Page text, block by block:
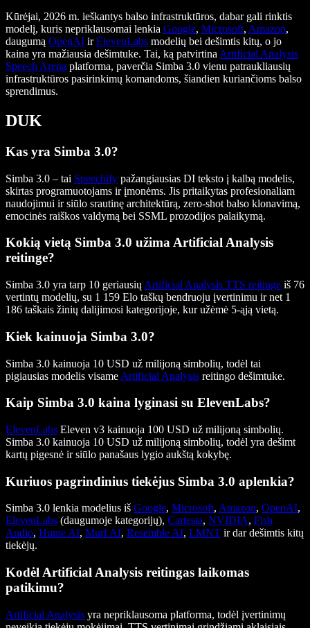
Kūrėjai, 2026 m. ieškantys balso infrastruktūros, dabar gali rinktis
modelį, kuris nepriklausomai lenkia Google, Microsoft, Amazon,
daugumą OpenAI irElevenLabs modelių bei dešimtis kitų, o jo
kaina yra mažiausia dešimtuke. Tai, ką patvirtina Artificial Analysis
Speech Arena platforma, paverčia Simba 3.0 vienu patraukliausių
infrastruktūros pasirinkimų komandoms, šiandien kuriančioms balso
sprendimus.
DUK
Kas yra Simba 3.0?
Simba 3.0 – tai Speechify pažangiausias DI teksto į kalbą modelis,
skirtas programuotojams ir įmonėms. Jis pritaikytas profesionaliam
naudojimui ir siūlo srautinę architektūrą, zero-shot balso klonavimą,
emocinės raiškos valdymą bei SSML prozodijos palaikymą.
Kokią vietą Simba 3.0 užima Artificial Analysis
reitinge?
Simba 3.0 yra tarp 10 geriausių Artificial Analysis TTS reitinge iš 76
vertintų modelių, su 1 159 Elo taškų bendruoju įvertinimu ir net 1
186 taškais žinių dalijimosi kategorijoje, kur užėmė 5-ąją vietą.
Kiek kainuoja Simba 3.0?
Simba 3.0 kainuoja 10 USD už milijoną simbolių, todėl tai
pigiausias modelis visame Artificial Analysis reitingo dešimtuke.
Kaip Simba 3.0 kaina lyginasi su ElevenLabs?
ElevenLabs Eleven v3 kainuoja 100 USD už milijoną simbolių.
Simba 3.0 kainuoja 10 USD už milijoną simbolių, todėl yra dešimt
kartų pigesnė ir siūlo panašaus lygio aukštą kokybę.
Kuriuos pagrindinius tiekėjus Simba 3.0 aplenkia?
Simba 3.0 lenkia modelius iš Google, Microsoft, Amazon, OpenAI,
ElevenLabs (daugumoje kategorijų), Cartesia, NVIDIA, Fish
Audio, Hume AI, Murf AI, Resemble AI, LMNT ir dar dešimtis kitų
tiekėjų.
Kodėl Artificial Analysis reitingas laikomas
patikimu?
Artificial Analysis yra nepriklausoma platforma, todėl įvertinimų